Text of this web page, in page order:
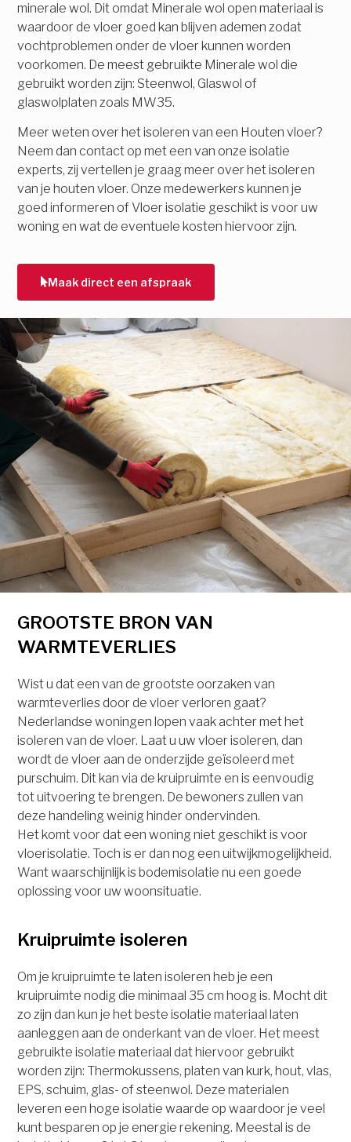
minerale wol. Dit omdat Minerale wol open materiaal is
waardoor de vloer goed kan blijven ademen zodat
vochtproblemen onder de vloer kunnen worden
voorkomen. De meest gebruikte Minerale wol die
gebruikt worden zijn: Steenwol, Glaswol of
glaswolplaten zoals MW35.
Meer weten over het isoleren van een Houten vloer?
Neem dan contact op met een van onze isolatie
experts, zij vertellen je graag meer over het isoleren
van je houten vloer. Onze medewerkers kunnen je
goed informeren of Vloer isolatie geschikt is voor uw
woning en wat de eventuele kosten hiervoor zijn.
Maak direct een afspraak
GROOTSTE BRON VAN
WARMTEVERLIES
Wist u dat een van de grootste oorzaken van
warmteverlies door de vloer verloren gaat?
Nederlandse woningen lopen vaak achter met het
isoleren van de vloer. Laat u uw vloer isoleren, dan
wordt de vloer aan de onderzijde geïsoleerd met
purschuim. Dit kan via de kruipruimte en is eenvoudig
tot uitvoering te brengen. De bewoners zullen van
deze handeling weinig hinder ondervinden.
Het komt voor dat een woning niet geschikt is voor
vloerisolatie. Toch is er dan nog een uitwijkmogelijkheid.
Want waarschijnlijk is bodemisolatie nu een goede
oplossing voor uw woonsituatie.
Kruipruimte isoleren
Om je kruipruimte te laten isoleren heb je een
kruipruimte nodig die minimaal 35 cm hoog is. Mocht dit
zo zijn dan kun je het beste isolatie materiaal laten
aanleggen aan de onderkant van de vloer. Het meest
gebruikte isolatie materiaal dat hiervoor gebruikt
worden zijn: Thermokussens, platen van kurk, hout, vlas,
EPS, schuim, glas- of steenwol. Deze materialen
leveren een hoge isolatie waarde op waardoor je veel
kunt besparen op je energie rekening. Meestal is de